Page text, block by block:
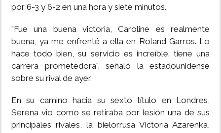
por 6-3 y 6-2 en una hora y siete minutos.
"Fue una buena victoria, Caroline es realmente
buena, ya me enfrenté a ella en Roland Garros. Lo
hace todo bien, su servicio es increíble. tiene una
carrera prometedora", señaló la estadounidense
sobre su rival de ayer.
En su camino hacia su sexto título en Londres,
Serena vio como se retiraba por lesión una de sus
principales rivales, la bielorrusa Victoria Azarenka,